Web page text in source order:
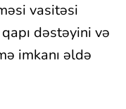
vasitəsi
dəstəyini və
imkanı əldə